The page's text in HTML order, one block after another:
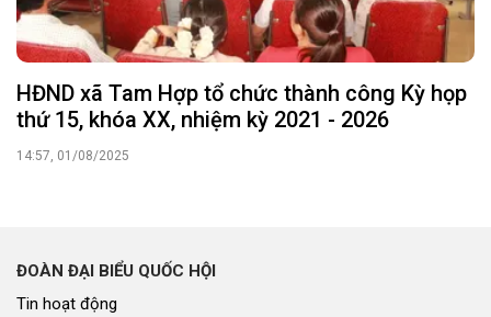
HĐND xã Tam Hợp tổ chức thành công Kỳ họp
thứ 15, khóa XX, nhiệm kỳ 2021 - 2026
14:57, 01/08/2025
ĐOÀN ĐẠI BIỂU QUỐC HỘI
Tin hoạt động